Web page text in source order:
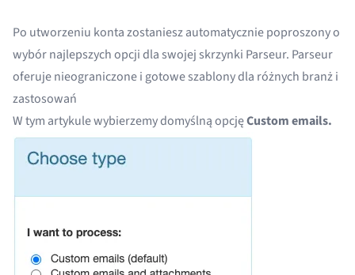
Po utworzeniu konta zostaniesz automatycznie poproszony o
wybór najlepszych opcji dla swojej skrzynki Parseur. Parseur
oferuje nieograniczone i gotowe szablony dla różnych branż i
zastosowań
W tym artykule wybierzemy domyślną opcjęCustom emails.